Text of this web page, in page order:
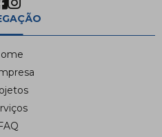
FAQ